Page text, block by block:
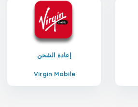
إعادة الشحن
Virgin Mobile